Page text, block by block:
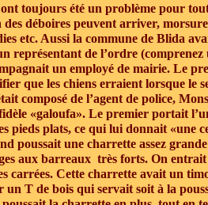
toujours été un problème pour
déboires peuvent arriver,
etc. Aussi la commune de Blida
représentant de l’ordre (comprenez
un employé de mairie. Le
que les chiens erraient lorsque le
composé de l’agent de police,
«galoufa». Le premier portait
pieds plats, ce qui lui donnait «une
poussait une charrette assez
aux barreaux très forts. On entrait
carrées. Cette charrette avait un
T de bois qui servait soit à la